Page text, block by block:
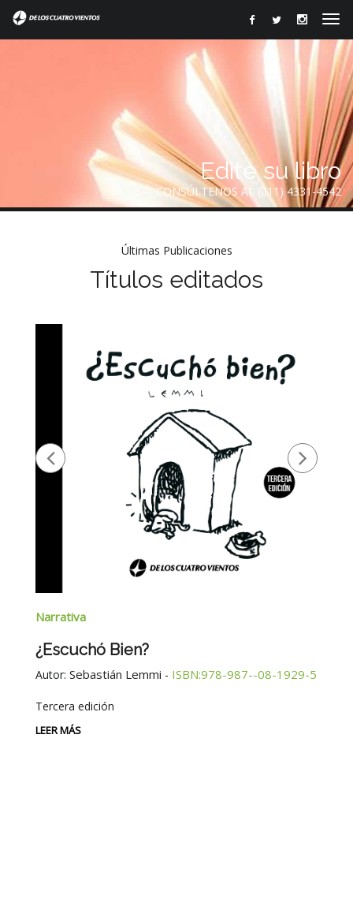
Edite su libro
CONSÚLTENOS AL (011) 4331-4542
Últimas Publicaciones
Títulos editados
Narrativa
¿Escuchó Bien?
Autor: Sebastián Lemmi - ISBN:978-987--08-1929-5
Tercera edición
LEER MÁS